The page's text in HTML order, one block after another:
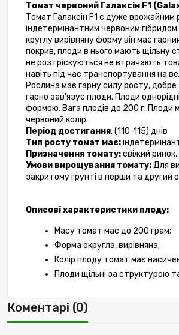
Томат червоний Галаксін F1
Томат Галаксін F1 є дуже врожайним
індетермінантним червоним
круглу вирівняну форму він має
покрив, плоди в нього мають щільну
не розтріскуються не втрачають
навіть під час транспортування на
Рослина має гарну силу росту,
гарно зав'язує плоди. Плоди
формою. Вага плодів до 200 г. Плоди
червоний колір.
Період достигання: (110-115) днів
Тип росту томат має:
Призначення томату: свіжий
Умови вирощування томату: Для
закритому грунті в перши та другий
Описові характеристики плоду:
Масу томат має до 200 грам;
Форма округла, вирівняна;
Колір плоду томат має
Плоди щільні за структурою
Коментарі (0)